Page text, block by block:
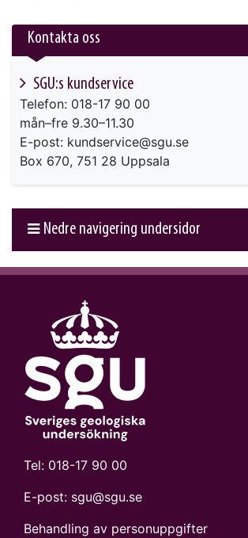
Kontakta oss
SGU:s kundservice
Telefon: 018-17 90 00
mån–fre 9.30–11.30
E-post: kundservice@sgu.se
Box 670, 751 28 Uppsala
Nedre navigering undersidor
Tel: 018-17 90 00
E-post: sgu@sgu.se
Behandling av personuppgifter